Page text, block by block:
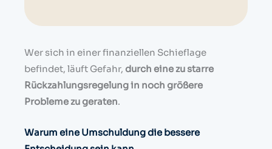
Wer sich in einer finanziellen Schieflage
befindet, läuft Gefahr, durch eine zu starre
Rückzahlungsregelung in noch größere
Probleme zu geraten.
Warum eine Umschuldung die bessere